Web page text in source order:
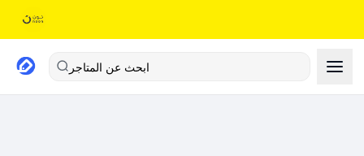
ابحث عن المتاجر